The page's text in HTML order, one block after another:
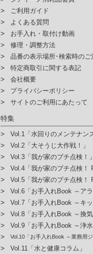
ご利用ガイド
よくある質問
お手入れ・取付け動画
修理・調整方法
品番の表示場所･検索時のご
特定商取引に関する表記
会社概要
プライバシーポリシー
サイトのご利用にあたって
特集
Vol.1「水回りのメンテナン
Vol.2「大そうじ大作戦！」
Vol.3「我が家のプチ点検！」
Vol.4「我が家のプチ点検！
Vol.5「我が家のプチ点検！
Vol.6「お手入れBook ～アラ
Vol.7「お手入れBook ～キ
Vol.8「お手入れBook ～換
Vol.9「お手入れBook ～浄水
Vol.10「お手入れBook ～業務用ジ
Vol.11「水と健康コラム」